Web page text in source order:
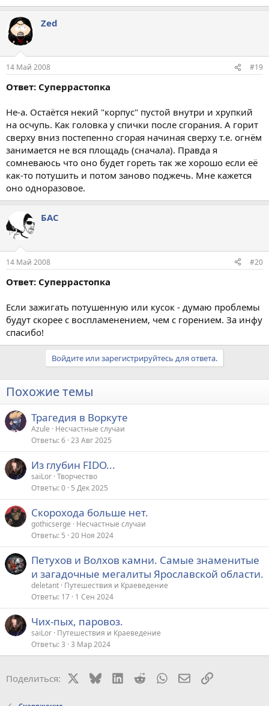
Zed
14 Май 2008 #19
Ответ: Суперрастопка
Не-а. Остаётся некий "корпус" пустой внутри и хрупкий
на осчупь. Как головка у спички после сгорания. А горит
сверху вниз постепенно сгорая начиная сверху т.е. огнём
занимается не вся площадь (сначала). Правда я
сомневаюсь что оно будет гореть так же хорошо если её
как-то потушить и потом заново поджечь. Мне кажется
оно одноразовое.
БАС
14 Май 2008 #20
Ответ: Суперрастопка
Если зажигать потушенную или кусок - думаю проблемы
будут скорее с воспламенением, чем с горением. За инфу
спасибо!
Войдите или зарегистрируйтесь для ответа.
Похожие темы
Трагедия в Воркуте
Azule
Несчастные случаи
Ответы 6 23 Авг 2025
Из глубин FIDO...
saiLor Творчество
Ответы 0 5 Дек 2025
Скорохода больше нет.
gothicserge
Несчастные случаи
Ответы 5 20 Ноя 2024
Петухов и Волхов камни. Самые знаменитые
и загадочные мегалиты Ярославской области.
deletant Путешествия и Краеведение
Ответы 17 1 Сен 2024
Чих-пых, паровоз.
saiLor Путешествия и Краеведение
Ответы 3 3 Мар 2024
Поделиться: BlueskyLinkedIn
RedditWhatsAppЭлектронная
Ссылка